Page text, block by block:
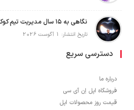
نگاهی به ۱۵ سال مدیریت تیم کوک در اپل
تاریخ انتشار: 1 آگوست 2026
دسترسی سریع
درباره ما
فروشگاه اپل اِن آی سی
قیمت روز محصولات اپل